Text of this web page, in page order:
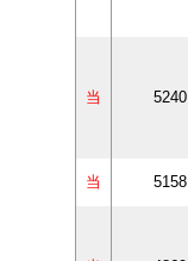
当 5240
当 5158